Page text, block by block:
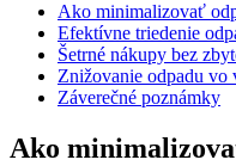
Ako minimalizovať
Efektívne triedenie
Šetrné nákupy bez
Znižovanie odpadu vo
Záverečné poznámky
Ako